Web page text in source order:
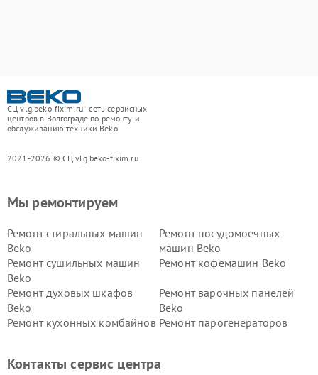
СЦ vlg.beko-fixim.ru - сеть сервисных
центров в Волгограде по ремонту и
обслуживанию техники Beko
2021-2026 © СЦ vlg.beko-fixim.ru
Мы ремонтируем
Ремонт стиральных машин
Beko
Ремонт посудомоечных
машин Beko
Ремонт сушильных машин
Beko
Ремонт кофемашин Beko
Ремонт духовых шкафов
Beko
Ремонт варочных панелей
Beko
Ремонт кухонных комбайнов Ремонт парогенераторов
Ремонт холодильников Beko Ремонт морозильных камер
Контакты сервис центра